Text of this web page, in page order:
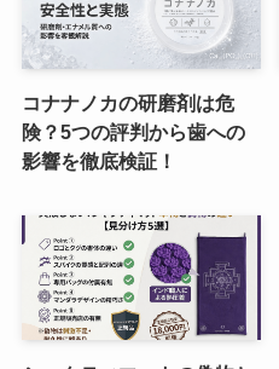
コナナノカの研磨剤は危
険？5つの評判から歯への
影響を徹底検証！